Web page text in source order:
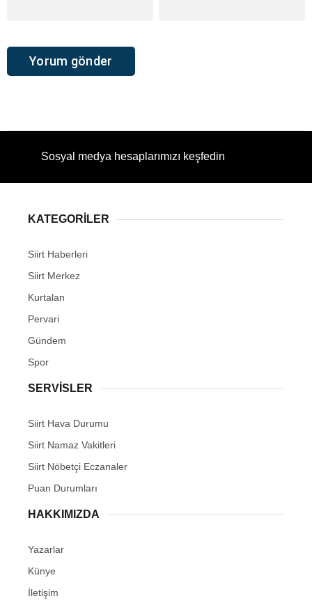
Sosyal medya hesaplarımızı keşfedin
KATEGORİLER
Siirt Haberleri
Siirt Merkez
Kurtalan
Pervari
Gündem
Spor
SERVİSLER
Siirt Hava Durumu
Siirt Namaz Vakitleri
Siirt Nöbetçi Eczanaler
Puan Durumları
HAKKIMIZDA
Yazarlar
Künye
İletişim